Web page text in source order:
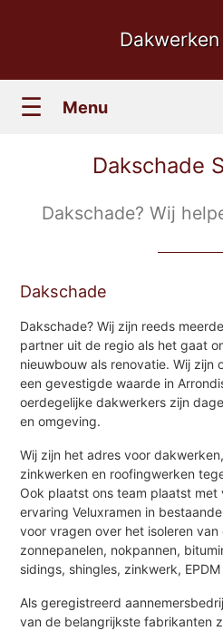
☰ Menu
Dakschade
Dakschade? Wij
Dakschade
Dakschade? Wij zijn reeds
partner uit de regio als het gaat
nieuwbouw als renovatie. Wij
een gevestigde waarde in
oerdegelijke dakwerkers zijn
en omgeving.
Wij zijn het adres voor
zinkwerken en roofingwerken
Ook plaatst ons team plaatst
ervaring Veluxramen in
voor vragen over het isoleren
zonnepanelen, nokpannen,
sidings, shingles, zinkwerk,
Als geregistreerd
van de belangrijkste fabrikanten